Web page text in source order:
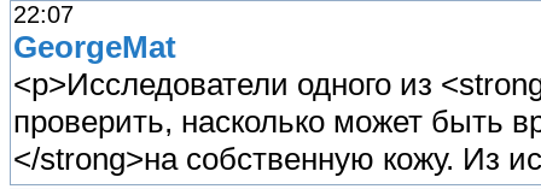
22:07
GeorgeMat
<p>Исследователи одного из
проверить, насколько может быть
</strong>на собственную кожу. Из